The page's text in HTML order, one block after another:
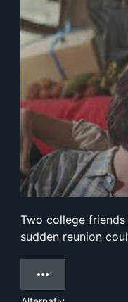
Two college
sudden reunion